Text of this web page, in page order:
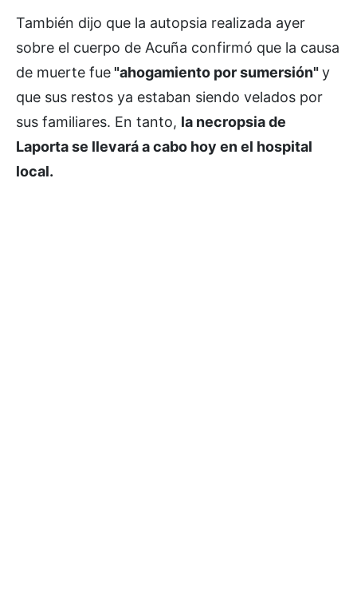
También dijo que la autopsia realizada ayer
sobre el cuerpo de Acuña confirmó que la causa
de muerte fue"ahogamiento por sumersión"y
que sus restos ya estaban siendo velados por
sus familiares. En tanto, la necropsia de
Laporta se llevará a cabo hoy en el hospital
local.